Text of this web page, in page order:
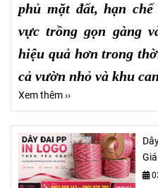
phủ mặt đất, hạn
vực trồng gọn gàng
hiệu quả hơn trong
cả vườn nhỏ và khu
Xem thêm ››